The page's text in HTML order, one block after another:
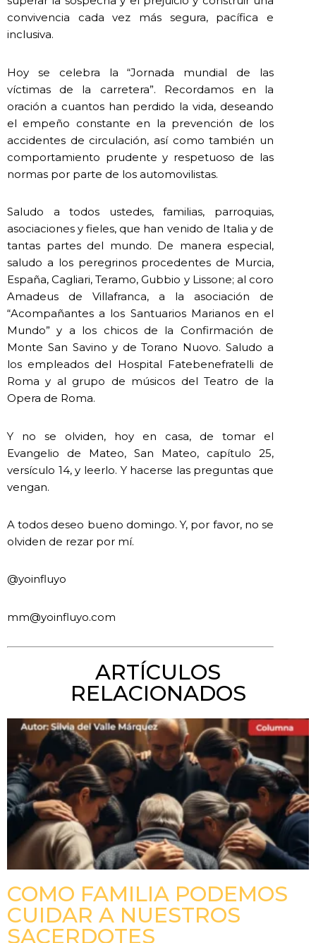
convivencia cada vez más segura, pacífica e
inclusiva.
Hoy se celebra la “Jornada mundial de las
víctimas de la carretera”. Recordamos en la
oración a cuantos han perdido la vida, deseando
el empeño constante en la prevención de los
accidentes de circulación, así como también un
comportamiento prudente y respetuoso de las
normas por parte de los automovilistas.
Saludo a todos ustedes, familias, parroquias,
asociaciones y fieles, que han venido de Italia y de
tantas partes del mundo. De manera especial,
saludo a los peregrinos procedentes de Murcia,
España, Cagliari, Teramo, Gubbio y Lissone; al coro
Amadeus de Villafranca, a la asociación de
“Acompañantes a los Santuarios Marianos en el
Mundo” y a los chicos de la Confirmación de
Monte San Savino y de Torano Nuovo. Saludo a
los empleados del Hospital Fatebenefratelli de
Roma y al grupo de músicos del Teatro de la
Opera de Roma.
Y no se olviden, hoy en casa, de tomar el
Evangelio de Mateo, San Mateo, capítulo 25,
versículo 14, y leerlo. Y hacerse las preguntas que
vengan.
A todos deseo bueno domingo. Y, por favor, no se
olviden de rezar por mí.
@yoinfluyo
mm@yoinfluyo.com
ARTÍCULOS
RELACIONADOS
COMO FAMILIA PODEMOS
CUIDAR A NUESTROS
SACERDOTES